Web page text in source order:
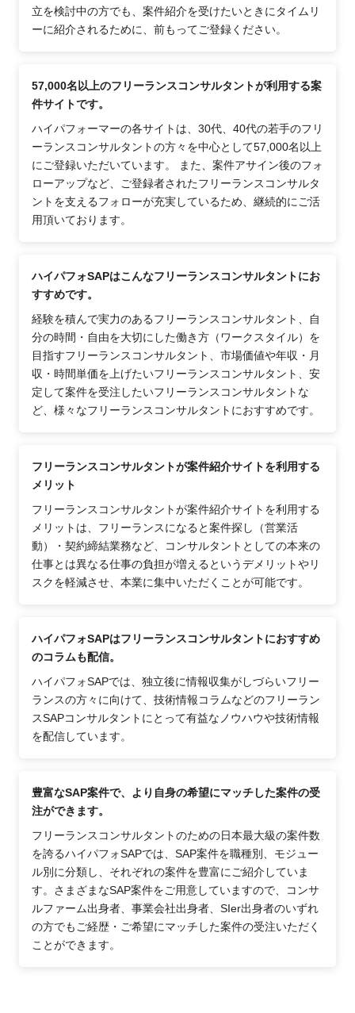
立を検討中の方でも、案件紹介を受けたいときにタイムリ
ーに紹介されるために、前もってご登録ください。
57,000名以上のフリーランスコンサルタントが利用する案
件サイトです。
ハイパフォーマーの各サイトは、30代、40代の若手のフリ
ーランスコンサルタントの方々を中心として57,000名以上
にご登録いただいています。 また、案件アサイン後のフォ
ローアップなど、ご登録者されたフリーランスコンサルタ
ントを支えるフォローが充実しているため、継続的にご活
用頂いております。
ハイパフォSAPはこんなフリーランスコンサルタントにお
すすめです。
経験を積んで実力のあるフリーランスコンサルタント、自
分の時間・自由を大切にした働き方（ワークスタイル）を
目指すフリーランスコンサルタント、市場価値や年収・月
収・時間単価を上げたいフリーランスコンサルタント、安
定して案件を受注したいフリーランスコンサルタントな
ど、様々なフリーランスコンサルタントにおすすめです。
フリーランスコンサルタントが案件紹介サイトを利用する
メリット
フリーランスコンサルタントが案件紹介サイトを利用する
メリットは、フリーランスになると案件探し（営業活
動）・契約締結業務など、コンサルタントとしての本来の
仕事とは異なる仕事の負担が増えるというデメリットやリ
スクを軽減させ、本業に集中いただくことが可能です。
ハイパフォSAPはフリーランスコンサルタントにおすすめ
のコラムも配信。
ハイパフォSAPでは、独立後に情報収集がしづらいフリー
ランスの方々に向けて、技術情報コラムなどのフリーラン
スSAPコンサルタントにとって有益なノウハウや技術情報
を配信しています。
豊富なSAP案件で、より自身の希望にマッチした案件の受
注ができます。
フリーランスコンサルタントのための日本最大級の案件数
を誇るハイパフォSAPでは、SAP案件を職種別、モジュー
ル別に分類し、それぞれの案件を豊富にご紹介していま
す。さまざまなSAP案件をご用意していますので、コンサ
ルファーム出身者、事業会社出身者、SIer出身者のいずれ
の方でもご経歴・ご希望にマッチした案件の受注いただく
ことができます。